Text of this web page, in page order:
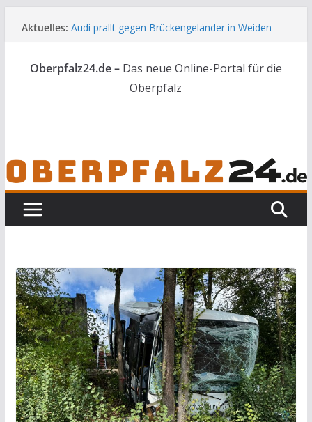
Inhalt
Aktuelles: Audi prallt gegen Brückengeländer in Weiden
Kindergeburtstag endet für Erwachsene im
Polizeigewahrsam
Wenn selbst der Polizeialltag kurios wird
Oberpfalz24.de – Das neue Online-Portal für die
Oberpfalz